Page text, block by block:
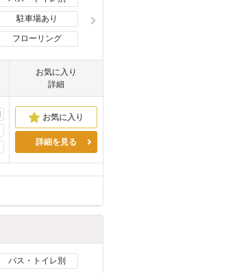
駐車場あり
フローリング
お気に入り
詳細
詳細を見る
バス・トイレ別